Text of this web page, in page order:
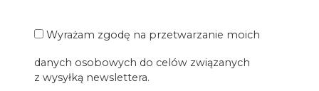
Wyrażam zgodę na przetwarzanie moich
danych osobowych do celów związanych
z wysyłką newslettera.